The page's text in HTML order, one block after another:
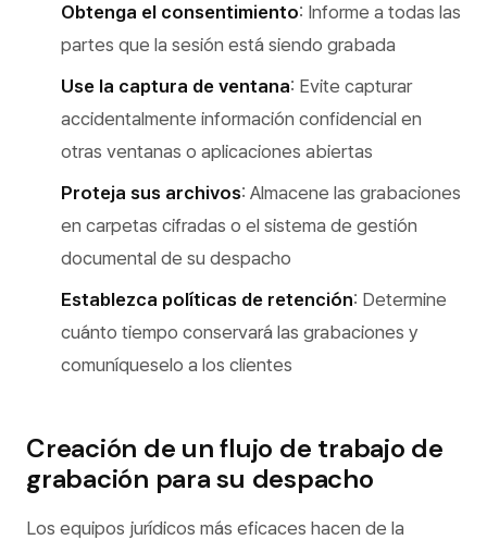
Obtenga el consentimiento: Informe a todas las
partes que la sesión está siendo grabada
Use la captura de ventana: Evite capturar
accidentalmente información confidencial en
otras ventanas o aplicaciones abiertas
Proteja sus archivos: Almacene las grabaciones
en carpetas cifradas o el sistema de gestión
documental de su despacho
Establezca políticas de retención: Determine
cuánto tiempo conservará las grabaciones y
comuníqueselo a los clientes
Creación de un flujo de trabajo de
grabación para su despacho
Los equipos jurídicos más eficaces hacen de la